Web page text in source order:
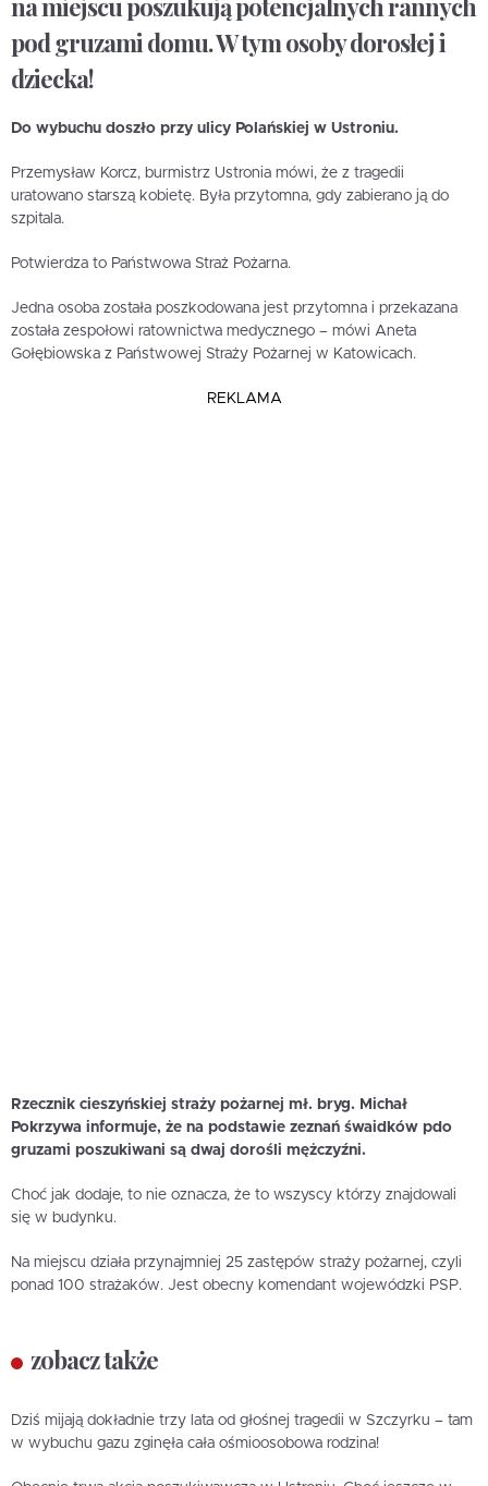
na miejscu poszukują potencjalnych rannych
pod gruzami domu. W tym osoby dorosłej i
dziecka!
Do wybuchu doszło przy ulicy Polańskiej w Ustroniu.
Przemysław Korcz, burmistrz Ustronia mówi, że z tragedii
uratowano starszą kobietę. Była przytomna, gdy zabierano ją do
szpitala.
Potwierdza to Państwowa Straż Pożarna.
Jedna osoba została poszkodowana jest przytomna i przekazana
została zespołowi ratownictwa medycznego – mówi Aneta
Gołębiowska z Państwowej Straży Pożarnej w Katowicach.
REKLAMA
Rzecznik cieszyńskiej straży pożarnej mł. bryg. Michał
Pokrzywa informuje, że na podstawie zeznań śwaidków pdo
gruzami poszukiwani są dwaj dorośli mężczyźni.
Choć jak dodaje, to nie oznacza, że to wszyscy którzy znajdowali
się w budynku.
Na miejscu działa przynajmniej 25 zastępów straży pożarnej, czyli
ponad 100 strażaków. Jest obecny komendant wojewódzki PSP.
zobacz także
Dziś mijają dokładnie trzy lata od głośnej tragedii w Szczyrku – tam
w wybuchu gazu zginęła cała ośmioosobowa rodzina!